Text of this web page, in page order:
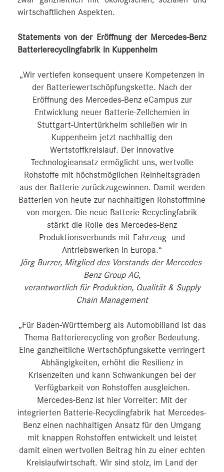
wirtschaftlichen Aspekten.
Statements von der Eröffnung der Mercedes-Benz
Batterierecyclingfabrik in Kuppenheim
„Wir vertiefen konsequent unsere Kompetenzen in
der Batteriewertschöpfungskette. Nach der
Eröffnung des Mercedes-Benz eCampus zur
Entwicklung neuer Batterie-Zellchemien in
Stuttgart-Untertürkheim schließen wir in
Kuppenheim jetzt nachhaltig den
Wertstoffkreislauf. Der innovative
Technologieansatz ermöglicht uns, wertvolle
Rohstoffe mit höchstmöglichen Reinheitsgraden
aus der Batterie zurückzugewinnen. Damit werden
Batterien von heute zur nachhaltigen Rohstoffmine
von morgen. Die neue Batterie-Recyclingfabrik
stärkt die Rolle des Mercedes-Benz
Produktionsverbunds mit Fahrzeug- und
Antriebswerken in Europa.“
Jörg Burzer, Mitglied des Vorstands der Mercedes-
Benz Group AG,
verantwortlich für Produktion, Qualität & Supply
Chain Management
„Für Baden-Württemberg als Automobilland ist das
Thema Batterierecycling von großer Bedeutung.
Eine ganzheitliche Wertschöpfungskette verringert
Abhängigkeiten, erhöht die Resilienz in
Krisenzeiten und kann Schwankungen bei der
Verfügbarkeit von Rohstoffen ausgleichen.
Mercedes-Benz ist hier Vorreiter: Mit der
integrierten Batterie-Recyclingfabrik hat Mercedes-
Benz einen nachhaltigen Ansatz für den Umgang
mit knappen Rohstoffen entwickelt und leistet
damit einen wertvollen Beitrag hin zu einer echten
Kreislaufwirtschaft. Wir sind stolz, im Land der